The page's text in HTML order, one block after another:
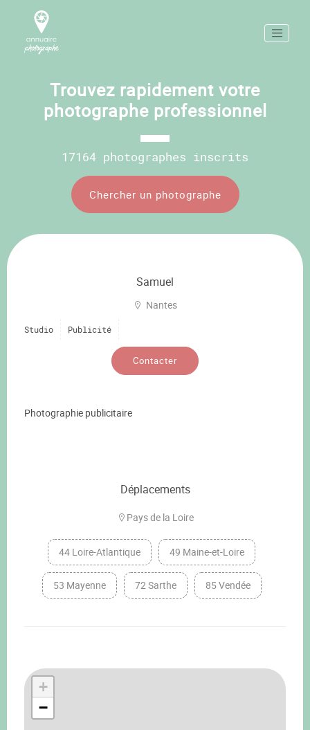
Trouvez rapidement votre
photographe professionnel
17164 photographes inscrits
Chercher un photographe
Samuel
Nantes
Studio Publicité
Contacter
Photographie publicitaire
Déplacements
Pays de la Loire
44 Loire-Atlantique 49 Maine-et-Loire
53 Mayenne 72 Sarthe 85 Vendée
+
−